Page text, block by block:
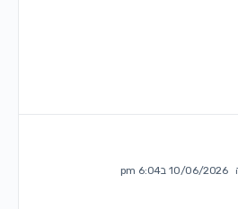
10/06/2026 ב6:04 pm